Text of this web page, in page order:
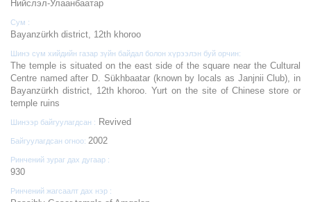
Нийслэл-Улаанбаатар
Сум :
Bayanzürkh district, 12th khoroo
Шинэ сүм хийдийн газар зүйн байдал болон хүрээлэн буй орчин:
The temple is situated on the east side of the square near the Cultural
Centre named after D. Sükhbaatar (known by locals as Janjnii Club), in
Bayanzürkh district, 12th khoroo. Yurt on the site of Chinese store or
temple ruins
Шинээр байгуулагдсан : Revived
Байгуулагдсан огноо: 2002
Ринчений зураг дах дугаар :
930
Ринчений жагсаалт дах нэр :